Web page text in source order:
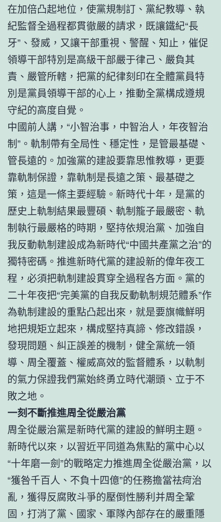
在加倍凸起地位，使黨規制訂、黨紀教導、執
紀監督全過程都貫徹嚴的請求，既讓鐵紀“長
牙”、發威，又讓干部重視、警醒、知止，催促
領導干部特別是高級干部嚴于律己、嚴負其
責、嚴管所轄，把黨的紀律刻印在全體黨員特
別是黨員領導干部的心上，推動全黨構成遵規
守紀的高度自覺。
中國前人講，“小智治事，中智治人，年夜智治
制”。軌制帶有全局性、穩定性，是管最基礎、
管長遠的。加強黨的建設要靠思惟教導，更要
靠軌制保證，靠軌制是長遠之策、最基礎之
策，這是一條主要經驗。新時代十年，是黨的
歷史上軌制結果最豐碩、軌制籠子最嚴密、軌
制執行最嚴格的時期，堅持依規治黨、加強自
我反動軌制建設成為新時代“中國共產黨之治”的
獨特密碼。推進新時代黨的建設新的偉年夜工
程，必須把軌制建設貫穿全過程各方面。黨的
二十年夜把“完美黨的自我反動軌制規范體系”作
為軌制建設的重點凸起出來，就是要旗幟鮮明
地把規矩立起來，構成堅持真諦、修改錯誤，
發現問題、糾正誤差的機制，健全黨統一領
導、周全覆蓋、權威高效的監督體系，以軌制
的氣力保證我們黨始終勇立時代潮頭、立于不
敗之地。
一刻不斷推進周全從嚴治黨
周全從嚴治黨是新時代黨的建設的鮮明主題。
新時代以來，以習近平同道為焦點的黨中心以
“十年磨一劍”的戰略定力推進周全從嚴治黨，以
“獲咎千百人、不負十四億”的任務擔當祛疴治
亂，獲得反腐敗斗爭的壓倒性勝利并周全鞏
固，打消了黨、國家、軍隊內部存在的嚴重隱